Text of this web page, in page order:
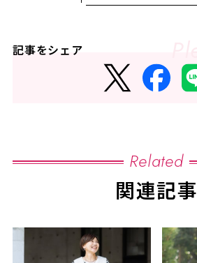
記事をシェア
Related
関連記事